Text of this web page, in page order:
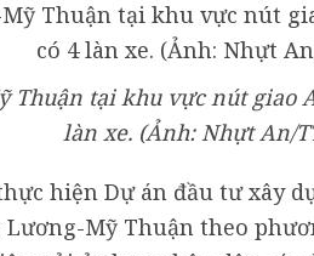
Thuận tại khu vực nút giao
làn xe. (Ảnh: Nhựt An/
hiện Dự án đầu tư xây
Mỹ Thuận theo